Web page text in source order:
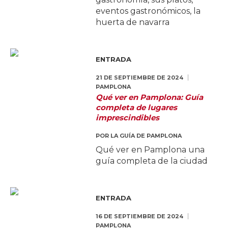
eventos gastronómicos, la
huerta de navarra
ENTRADA
21 DE SEPTIEMBRE DE 2024
PAMPLONA
Qué ver en Pamplona: Guía
completa de lugares
imprescindibles
POR LA GUÍA DE PAMPLONA
Qué ver en Pamplona una
guía completa de la ciudad
ENTRADA
16 DE SEPTIEMBRE DE 2024
PAMPLONA